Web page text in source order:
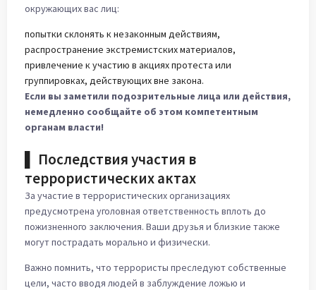
окружающих вас лиц:
попытки склонять к незаконным действиям,
распространение экстремистских материалов,
привлечение к участию в акциях протеста или
группировках, действующих вне закона.
Если вы заметили подозрительные лица или действия,
немедленно сообщайте об этом компетентным
органам власти!
▌ Последствия участия в
террористических актах
За участие в террористических организациях
предусмотрена уголовная ответственность вплоть до
пожизненного заключения. Ваши друзья и близкие также
могут пострадать морально и физически.
Важно помнить, что террористы преследуют собственные
цели, часто вводя людей в заблуждение ложью и